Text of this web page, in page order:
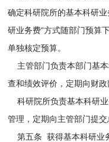
确定科研院所的基本科研
研业务费“方式随部门预算
单独核定预算。
主管部门负责本部门基
查和绩效评价，定期向财政
科研院所负责基本科研
管理，定期向主管部门提交
第五条 获得基本科研业